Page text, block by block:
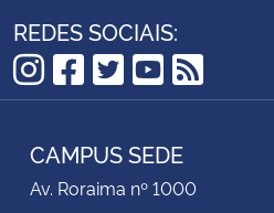
REDES SOCIAIS:
Instagram
Facebook
Twitter
YouTube
RSS
CAMPUS SEDE
Av. Roraima nº 1000